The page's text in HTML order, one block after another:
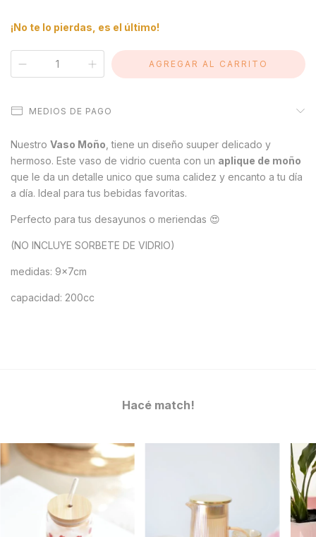
¡No te lo pierdas, es el último!
MEDIOS DE PAGO
Nuestro Vaso Moño , tiene un diseño suuper delicado y
hermoso. Este vaso de vidrio cuenta con un aplique de moño
que le da un detalle unico que suma calidez y encanto a tu día
a día. Ideal para tus bebidas favoritas.
Perfecto para tus desayunos o meriendas 😍
(NO INCLUYE SORBETE DE VIDRIO)
medidas: 9x7cm
capacidad: 200cc
Hacé match!